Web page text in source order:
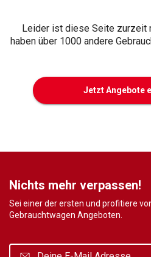
Leider ist diese Seite zurzeit
haben über 1000 andere
Jetzt Angebote
Nichts mehr verpassen!
Sei einer der ersten und profitiere
Gebrauchtwagen Angeboten.